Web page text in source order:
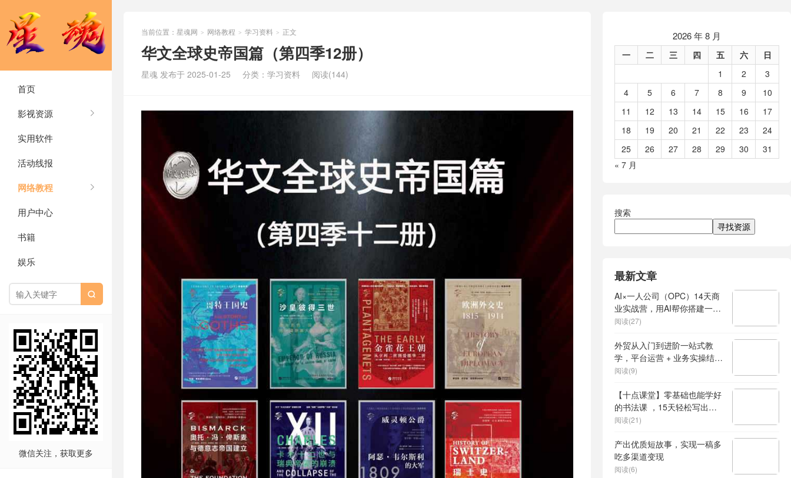
首页
影视资源
实用软件
活动线报
网络教程
用户中心
书籍
娱乐

微信关注，获取更多
当前位置： 星魂网 > 网络教程 > 学习资料 > 正文
华文全球史帝国篇（第四季12册）
星魂 发布于 2025-01-25 分类： 学习资料 阅读(144)
2026 年 8 月
一 二 三 四 五 六
日
1
2
3
4
5 6 7 8 9
10
11
12 13 14 15 16
17
18
19 20 21 22 23
24
25
26 27 28 29 30
31
« 7 月
搜索
寻找资源
最新文章
AI×一人公司（OPC）14天商
业实战营，用AI帮你搭建一个
属于你自己的、能独立賺钱的
阅读(27)
外贸从入门到进阶一站式教
学，平台运营 + 业务实操结
合，实现业绩稳步增长
阅读(9)
【十点课堂】零基础也能学好
的书法课 ，15天轻松写出漂
亮人生
阅读(21)
产出优质短故事，实现一稿多
吃多渠道变现
阅读(6)